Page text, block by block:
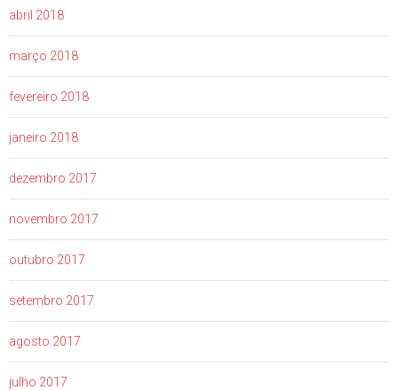
abril 2018
março 2018
fevereiro 2018
janeiro 2018
dezembro 2017
novembro 2017
outubro 2017
setembro 2017
agosto 2017
julho 2017